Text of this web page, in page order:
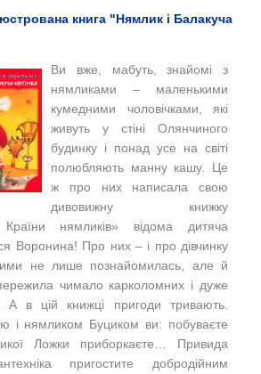
книга "Нямлик і Балакуча
Ви вже, мабуть, знайомі з
нямликами – маленькими
кумедними чоловічками, які
живуть у стіні Олянчиного
будинку і понад усе на світі
полюбляють манну кашу. Це
ж про них написала свою
дивовижну книжку
нямликів» відома дитяча
Воронина! Про них – і про дівчинку
не лише познайомилась, але й
чимало карколомних і дуже
А в цій книжці пригоди тривають.
і нямликом Буциком ви: побуваєте
Ложки приборкаєте… Привида
пригостите добродійним